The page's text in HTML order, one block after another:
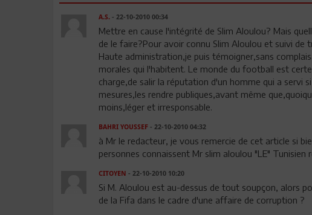
A.S.- 22-10-2010 00:34
Mettre en cause l'intégrité de Slim Aloulou? Mais
de le faire?Pour avoir connu Slim Aloulou et suivi de
Haute administration,je puis témoigner,sans
morales qui l'habitent. Le monde du football est
charge,de salir la réputation d'un homme qui a servi
mesures,les rendre publiques,avant même
moins,léger et irresponsable.
BAHRI YOUSSEF- 22-10-2010 04:32
à Mr le redacteur, je vous remercie de cet article si
personnes connaissent Mr slim aloulou "LE" Tunisien
CITOYEN - 22-10-2010 10:20
Si M. Aloulou est au-dessus de tout soupçon, alors
de la Fifa dans le cadre d'une affaire de corruption ?